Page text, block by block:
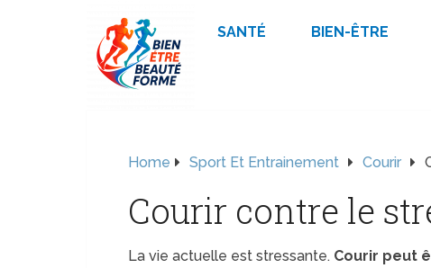
SANTÉ BIEN-ÊTRE
Home Sport Et Entrainement Courir
Courir contre le
La vie actuelle est stressante. Courir peut